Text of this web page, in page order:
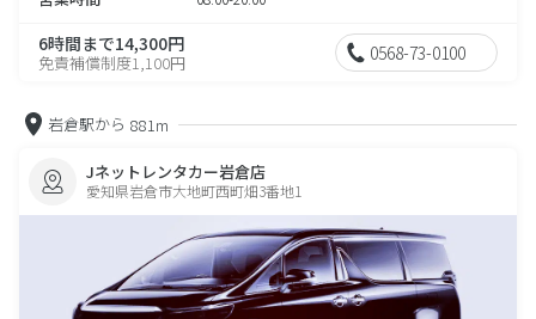
6時間まで14,300円
免責補償制度1,100円 0568-73-0100
岩倉駅から 881m
Jネットレンタカー岩倉店
愛知県岩倉市大地町西町畑3番地1